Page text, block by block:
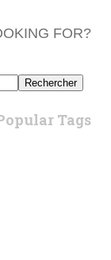
FOR?
Rechercher
Tags